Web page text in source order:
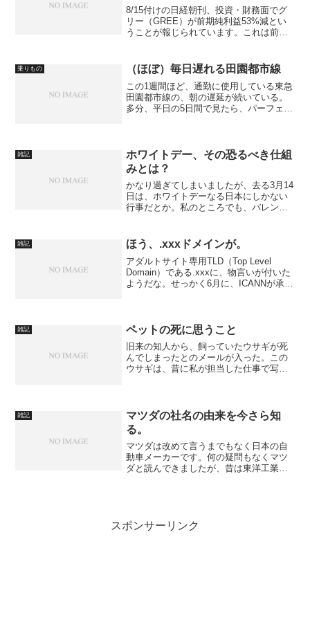
8/15付けの日経朝刊、投資・財務面でグ
リー（GREE）が前期純利益53%減とい
うことが報じられています。これは前期
ね。
乗りもの （ほぼ）毎日遅れる田園都市線
この1週間ほど、通勤に使用している東急
田園都市線の、朝の遅延が続いている。
多分、平日の5日間で見たら、パーフェク
日、毎日、謝っていれば...
雑記
ホワイトデー、その恐るべき仕組
みとは？
かなり過ぎてしまいましたが、去る3月14
日は、ホワイトデーなる日本にしかない
行事だとか。私のところでも、バレンタ
14日は平日でしたので、16日か17日で、
という方も多か...
雑記 ほう、.xxxドメインが。
アダルトサイト専用TLD（Top Level
Domain）である.xxxに、物言いが付いた
ようだな。せっかく6月に、ICANNが承認
雑記 ペットの死に思うこと
旧来の知人から、飼っていたウサギが死
んでしまったとのメールが入った。この
ウサギは、昔に私が担当した仕事で写真
れたのだという。死因は癌...
雑記
マツダの社名の由来を今さら知
る。
マツダは改めて言うまでもなく日本の自
動車メーカーです。何の疑問もなくマツ
ダと読んできましたが、昔は東洋工業と
スポンサーリンク